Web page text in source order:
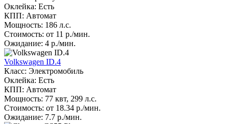
Оклейка: Есть
КПП: Автомат
Мощность: 186 л.с.
Стоимость: от 11 р./мин.
Ожидание: 4 р./мин.
Volkswagen ID.4
Класс: Электромобиль
Оклейка: Есть
КПП: Автомат
Мощность: 77 квт, 299 л.с.
Стоимость: от 18.34 р./мин.
Ожидание: 7.7 р./мин.